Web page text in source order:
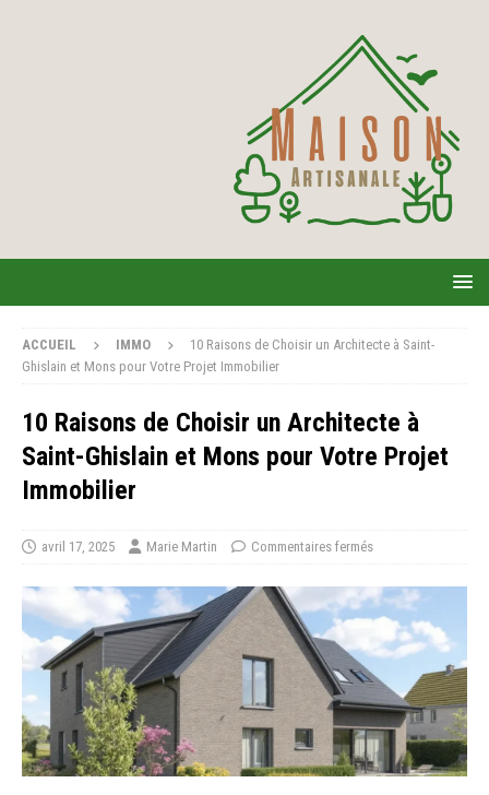
ACCUEIL IMMO
10 Raisons de Choisir un Architecte à Saint-
Ghislain et Mons pour Votre Projet Immobilier
10 Raisons de Choisir un Architecte à
Saint-Ghislain et Mons pour Votre Projet
Immobilier
avril 17, 2025 Marie Martin Commentaires fermés